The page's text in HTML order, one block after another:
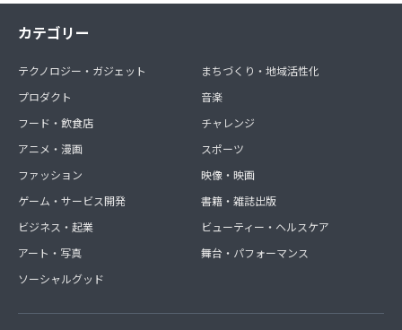
カテゴリー
テクノロジー・ガジェット
プロダクト
フード・飲食店
アニメ・漫画
ファッション
ゲーム・サービス開発
ビジネス・起業
アート・写真
ソーシャルグッド
まちづくり・地域活性化
音楽
チャレンジ
スポーツ
映像・映画
書籍・雑誌出版
ビューティー・ヘルスケア
舞台・パフォーマンス